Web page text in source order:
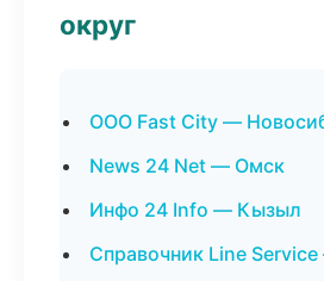
округ
ООО Fast City —
News 24 Net — Омск
Инфо 24 Info — Кызыл
Справочник Line